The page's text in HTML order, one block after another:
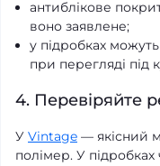
антиблікове
воно заявлене;
у підробках
при перегляді під
4. Перевіряйте
У Vintage — якісний
полімер. У підробках